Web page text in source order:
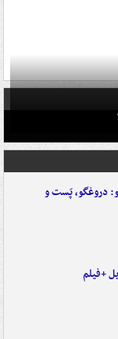
دروغگو، پَست‌ و
+فیلم